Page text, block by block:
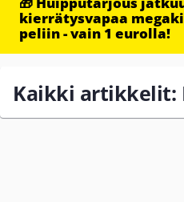
kierrätysvapaa
peliin - vain 1 eurolla!
Kaikki artikkelit: